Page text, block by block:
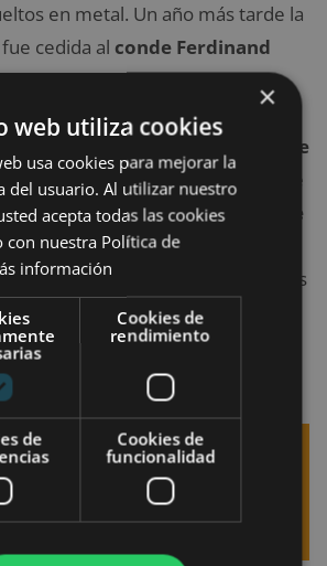
en metal. Un año más tarde la
cedida al conde Ferdinand
ahí el nombre!). El conde se hizo
de Albán, terminando su
1900.
dirigible
por una hilera de 17 cámaras de
tela de caucho.Todo el dirigible
de algodón y su longitud era
largoy podía cargar 11,3 millones
Después de su primer viaje
1906, la popularidad de los
a crecer.
leer:
Black Friday 2020: las
que más descuentos
×
web utiliza cookies
usa cookies para mejorar la
del usuario. Al utilizar nuestro
acepta todas las cookies
con nuestra Política de
información
Cookies de
rendimiento
de
Cookies de
funcionalidad